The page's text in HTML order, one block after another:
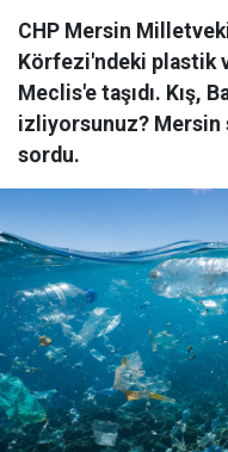
CHP Mersin
Körfezi'ndeki plastik
Meclis'e taşıdı. Kış,
izliyorsunuz? Mersin
sordu.